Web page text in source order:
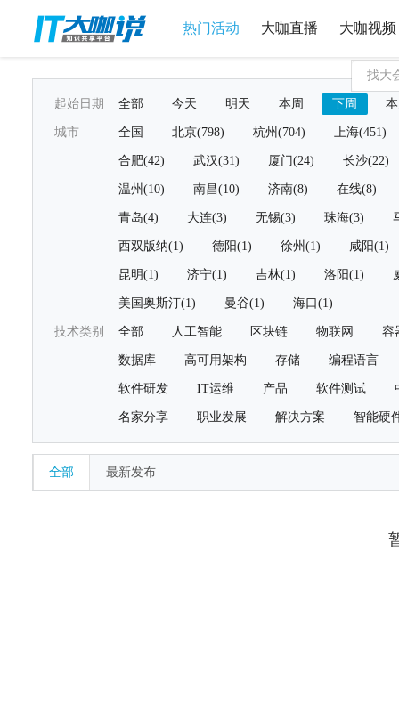
热门活动 大咖直播 大咖视频
起始日期 全部 今天 明天 本周 下周
城市 全国 北京(798) 杭州(704) 上海(451)
合肥(42) 武汉(31) 厦门(24) 长沙(22)
温州(10) 南昌(10) 济南(8) 在线(8)
青岛(4) 大连(3) 无锡(3) 珠海(3)
西双版纳(1) 德阳(1) 徐州(1) 咸阳(1)
昆明(1) 济宁(1) 吉林(1) 洛阳(1)
美国奥斯汀(1) 曼谷(1) 海口(1)
技术类别 全部 人工智能 区块链 物联网 容
数据库 高可用架构 存储 编程语言
软件研发 IT运维 产品 软件测试
名家分享 职业发展 解决方案 智能硬
全部 最新发布